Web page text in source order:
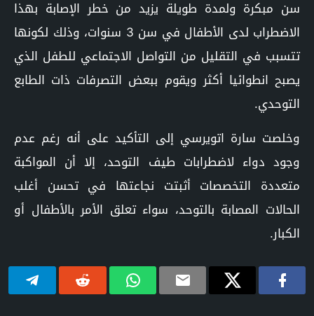
سن مبكرة ولمدة طويلة يزيد من خطر الإصابة بهذا
الاضطراب لدى الأطفال في سن 3 سنوات، وذلك لكونها
تتسبب في التقليل من التواصل الاجتماعي للطفل الذي
يصبح انطوائيا أكثر ويقوم ببعض التصرفات ذات الطابع
التوحدي.
وخلصت سارة اتويرسي إلى التأكيد على أنه رغم عدم
وجود دواء لاضطرابات طيف التوحد، إلا أن المواكبة
متعددة التخصصات أثبتت نجاعتها في تحسن أغلب
الحالات المصابة بالتوحد، سواء تعلق الأمر بالأطفال أو
الكبار.